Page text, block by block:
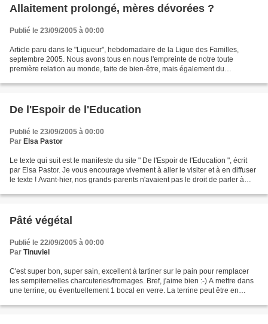
Allaitement prolongé, mères dévorées ?
Publié le 23/09/2005 à 00:00
Article paru dans le "Ligueur", hebdomadaire de la Ligue des Familles,
septembre 2005. Nous avons tous en nous l'empreinte de notre toute
première relation au monde, faite de bien-être, mais également du
De l'Espoir de l'Education
Publié le 23/09/2005 à 00:00
Par Elsa Pastor
Le texte qui suit est le manifeste du site " De l'Espoir de l'Education ", écrit
par Elsa Pastor. Je vous encourage vivement à aller le visiter et à en diffuser
le texte ! Avant-hier, nos grands-parents n'avaient pas le droit de parler à
Pâté végétal
Publié le 22/09/2005 à 00:00
Par Tinuviel
C'est super bon, super sain, excellent à tartiner sur le pain pour remplacer
les sempiternelles charcuteries/fromages. Bref, j'aime bien :-) A mettre dans
une terrine, ou éventuellement 1 bocal en verre. La terrine peut être en